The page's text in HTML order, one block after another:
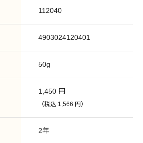
112040
4903024120401
50g
1,450 円
（税込 1,566 円）
2年